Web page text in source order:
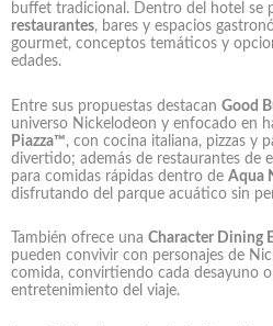
buffet tradicional. Dentro del hotel se
restaurantes, bares y espacios
gourmet, conceptos temáticos y
edades.
Entre sus propuestas destacan Good
universo Nickelodeon y enfocado en
Piazza™, con cocina italiana, pizzas y
divertido; además de restaurantes de
para comidas rápidas dentro de Aqua
disfrutando del parque acuático sin
También ofrece una Character Dining
pueden convivir con personajes de
comida, convirtiendo cada desayuno
entretenimiento del viaje.